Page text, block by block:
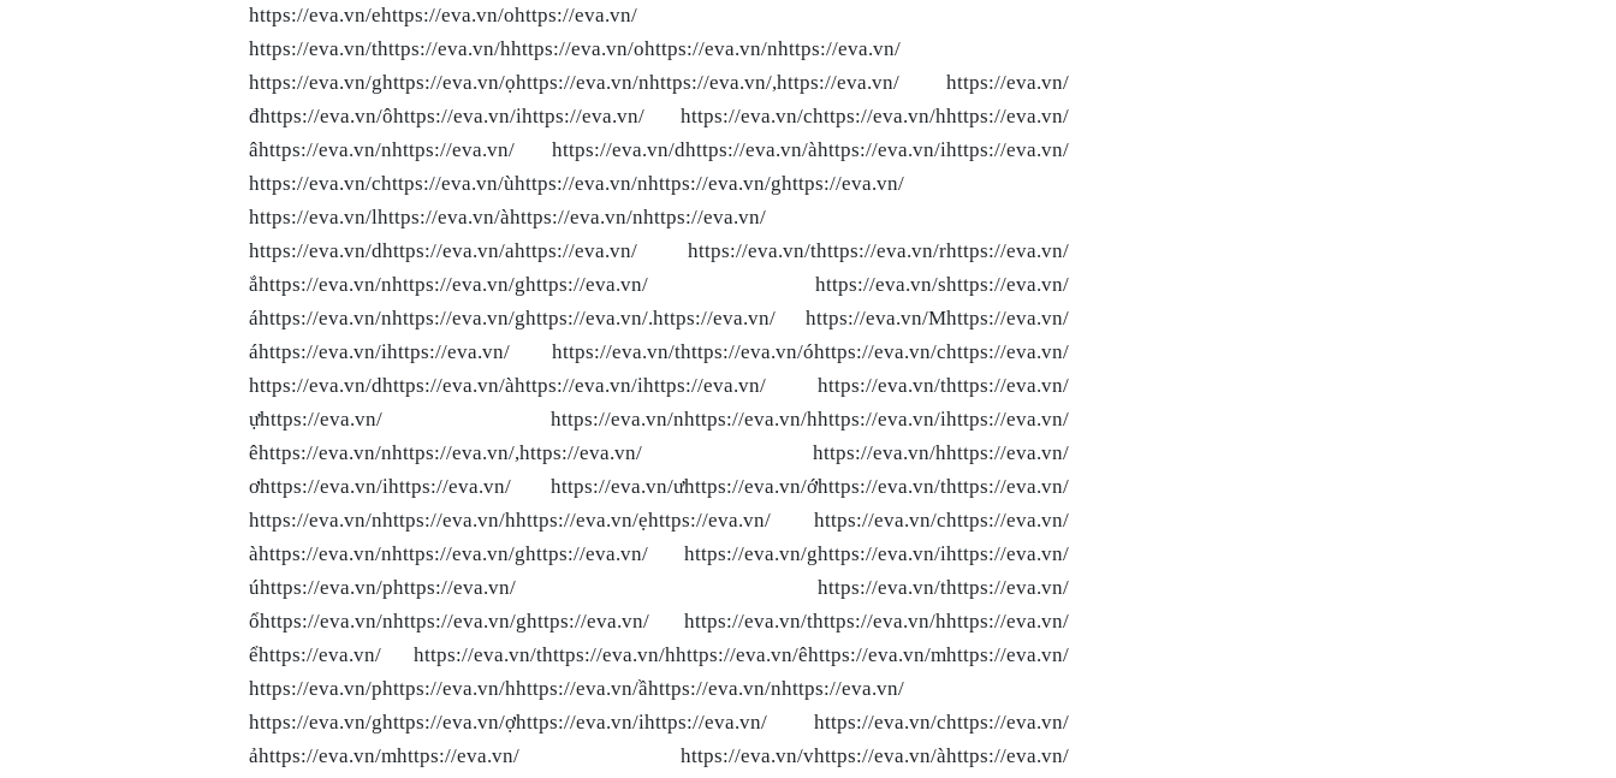
https://eva.vn/ehttps://eva.vn/ohttps://eva.vn/
https://eva.vn/thttps://eva.vn/hhttps://eva.vn/ohttps://eva.vn/nhttps://eva.vn/
https://eva.vn/ghttps://eva.vn/ọhttps://eva.vn/nhttps://eva.vn/,https://eva.vn/ https://eva.vn/
đhttps://eva.vn/ôhttps://eva.vn/ihttps://eva.vn/ https://eva.vn/chttps://eva.vn/hhttps://eva.vn/
âhttps://eva.vn/nhttps://eva.vn/ https://eva.vn/dhttps://eva.vn/àhttps://eva.vn/ihttps://eva.vn/
https://eva.vn/chttps://eva.vn/ùhttps://eva.vn/nhttps://eva.vn/ghttps://eva.vn/
https://eva.vn/lhttps://eva.vn/àhttps://eva.vn/nhttps://eva.vn/
https://eva.vn/dhttps://eva.vn/ahttps://eva.vn/ https://eva.vn/thttps://eva.vn/rhttps://eva.vn/
ắhttps://eva.vn/nhttps://eva.vn/ghttps://eva.vn/ https://eva.vn/shttps://eva.vn/
áhttps://eva.vn/nhttps://eva.vn/ghttps://eva.vn/.https://eva.vn/ https://eva.vn/Mhttps://eva.vn/
áhttps://eva.vn/ihttps://eva.vn/ https://eva.vn/thttps://eva.vn/óhttps://eva.vn/chttps://eva.vn/
https://eva.vn/dhttps://eva.vn/àhttps://eva.vn/ihttps://eva.vn/ https://eva.vn/thttps://eva.vn/
ựhttps://eva.vn/ https://eva.vn/nhttps://eva.vn/hhttps://eva.vn/ihttps://eva.vn/
êhttps://eva.vn/nhttps://eva.vn/,https://eva.vn/ https://eva.vn/hhttps://eva.vn/
ơhttps://eva.vn/ihttps://eva.vn/ https://eva.vn/ưhttps://eva.vn/ớhttps://eva.vn/thttps://eva.vn/
https://eva.vn/nhttps://eva.vn/hhttps://eva.vn/ẹhttps://eva.vn/ https://eva.vn/chttps://eva.vn/
àhttps://eva.vn/nhttps://eva.vn/ghttps://eva.vn/ https://eva.vn/ghttps://eva.vn/ihttps://eva.vn/
úhttps://eva.vn/phttps://eva.vn/ https://eva.vn/thttps://eva.vn/
ổhttps://eva.vn/nhttps://eva.vn/ghttps://eva.vn/ https://eva.vn/thttps://eva.vn/hhttps://eva.vn/
ểhttps://eva.vn/ https://eva.vn/thttps://eva.vn/hhttps://eva.vn/êhttps://eva.vn/mhttps://eva.vn/
https://eva.vn/phttps://eva.vn/hhttps://eva.vn/ầhttps://eva.vn/nhttps://eva.vn/
https://eva.vn/ghttps://eva.vn/ợhttps://eva.vn/ihttps://eva.vn/ https://eva.vn/chttps://eva.vn/
ảhttps://eva.vn/mhttps://eva.vn/ https://eva.vn/vhttps://eva.vn/àhttps://eva.vn/